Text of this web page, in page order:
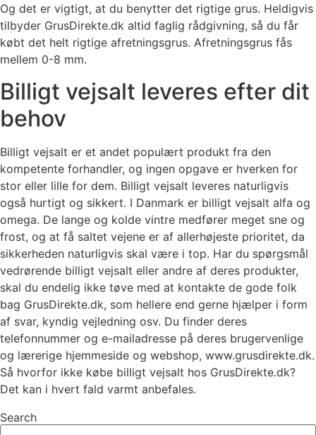
Og det er vigtigt, at du benytter det rigtige grus. Heldigvis
tilbyder GrusDirekte.dk altid faglig rådgivning, så du får
købt det helt rigtige afretningsgrus. Afretningsgrus fås
mellem 0-8 mm.
Billigt vejsalt leveres efter dit
behov
Billigt vejsalt er et andet populært produkt fra den
kompetente forhandler, og ingen opgave er hverken for
stor eller lille for dem. Billigt vejsalt leveres naturligvis
også hurtigt og sikkert. I Danmark er billigt vejsalt alfa og
omega. De lange og kolde vintre medfører meget sne og
frost, og at få saltet vejene er af allerhøjeste prioritet, da
sikkerheden naturligvis skal være i top. Har du spørgsmål
vedrørende billigt vejsalt eller andre af deres produkter,
skal du endelig ikke tøve med at kontakte de gode folk
bag GrusDirekte.dk, som hellere end gerne hjælper i form
af svar, kyndig vejledning osv. Du finder deres
telefonnummer og e-mailadresse på deres brugervenlige
og lærerige hjemmeside og webshop, www.grusdirekte.dk.
Så hvorfor ikke købe billigt vejsalt hos GrusDirekte.dk?
Det kan i hvert fald varmt anbefales.
Search